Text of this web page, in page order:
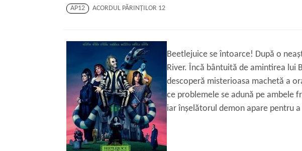
AP12
ACORDUL PĂRINŢILOR 12
Beetlejuice se întoarce! După o
River. Încă bântuită de amintirea lui
descoperă misterioasa machetă a
ce problemele se adună pe ambele
iar înșelătorul demon apare pentru